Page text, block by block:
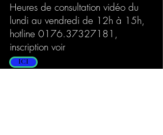
Heures de consultation vidéo du
lundi au vendredi de 12h à 15h,
hotline 0176.37327181 ,
inscription voir
ICI